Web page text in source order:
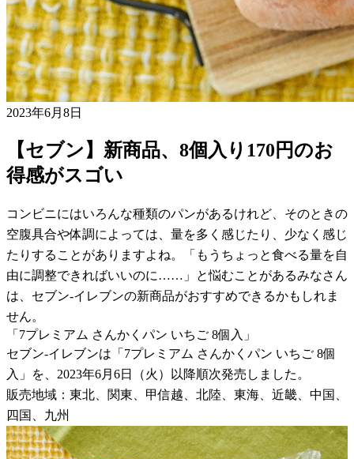
2023年6月8日
【セブン】新商品、8個入り170円のお
得感がスゴい
コンビニにはいろんな種類のパンがあるけれど、そのときの
空腹具合や体調によっては、量を多く感じたり、少なく感じ
たりすることがありますよね。「もうちょっと食べる量を自
由に調整できればいいのに……」と悩むことがあるみなさん
は、セブン-イレブンの新商品がおすすめできるかもしれま
せん。
「7プレミアム さんかくパン いちご 8個入」
セブン-イレブンは「7プレミアム さんかくパン いちご 8個
入」を、2023年6月6日（火）以降順次発売しました。
販売地域：東北、関東、甲信越、北陸、東海、近畿、中国、
四国、九州